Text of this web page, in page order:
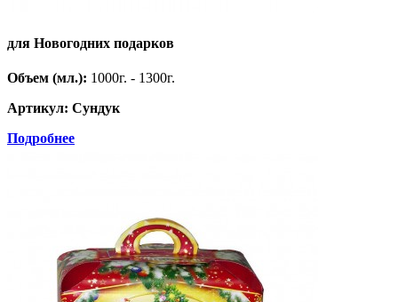
для Новогодних подарков
Объем (мл.): 1000г. - 1300г.
Артикул: Сундук
Подробнее